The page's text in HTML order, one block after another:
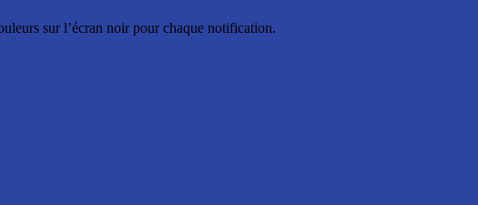
sur l’écran noir pour chaque notification.